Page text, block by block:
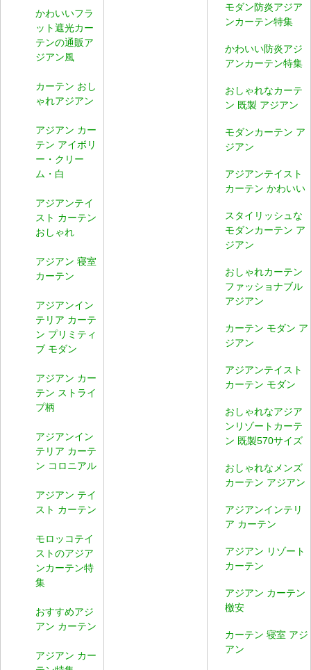
かわいいフラ
ット遮光カー
テンの通販ア
ジアン風
カーテン おし
ゃれアジアン
アジアン カー
テン アイボリ
ー・クリー
ム・白
アジアンテイ
スト カーテン
おしゃれ
アジアン 寝室
カーテン
アジアンイン
テリア カーテ
ン プリミティ
ブ モダン
アジアン カー
テン ストライ
プ柄
アジアンイン
テリア カーテ
ン コロニアル
アジアン テイ
スト カーテン
モロッコテイ
ストのアジア
ンカーテン特
集
おすすめアジ
アン カーテン
アジアン カー
モダン防炎アジア
ンカーテン特集
かわいい防炎アジ
アンカーテン特集
おしゃれなカーテ
ン 既製 アジアン
モダンカーテン ア
ジアン
アジアンテイスト
カーテン かわいい
スタイリッシュな
モダンカーテン ア
ジアン
おしゃれカーテン
ファッショナブル
アジアン
カーテン モダン ア
ジアン
アジアンテイスト
カーテン モダン
おしゃれなアジア
ンリゾートカーテ
ン 既製570サイズ
おしゃれなメンズ
カーテン アジアン
アジアンインテリ
ア カーテン
アジアン リゾート
カーテン
アジアン カーテン
檄安
カーテン 寝室 アジ
アン